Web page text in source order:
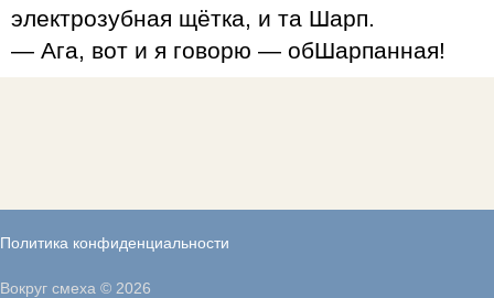
электрозубная щётка, и та Шарп.
— Ага, вот и я говорю — обШарпанная!
Политика конфиденциальности
Вокруг смеха © 2026